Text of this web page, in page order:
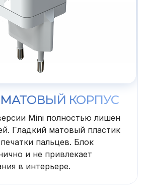
КОРПУС
Mini полностью лишен
Гладкий матовый пластик
пальцев. Блок
и не привлекает
в интерьере.